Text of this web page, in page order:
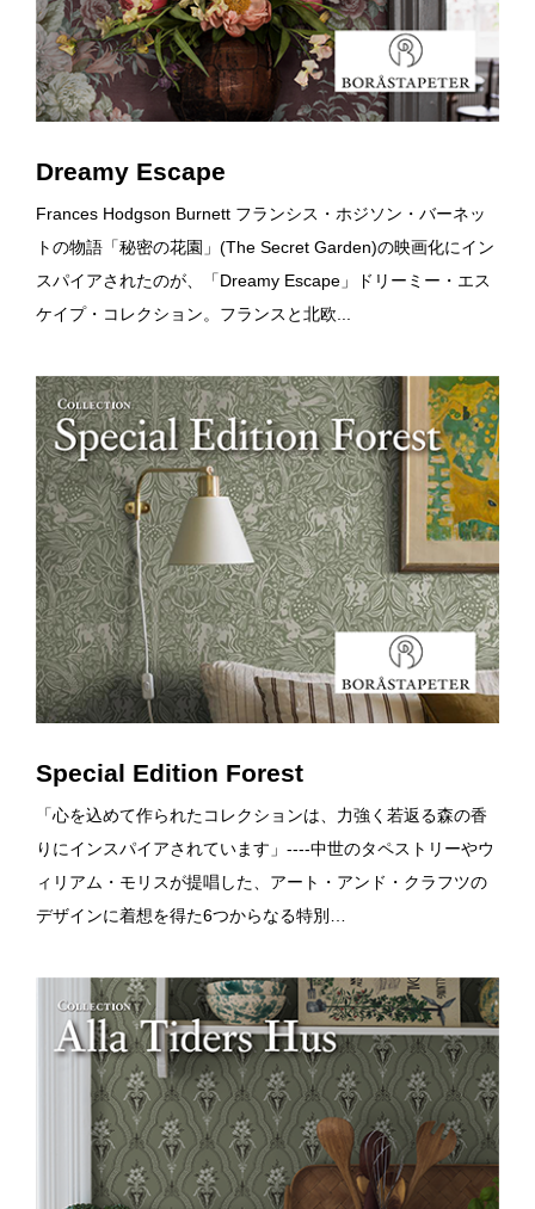
Dreamy Escape
Frances Hodgson Burnett フランシス・ホジソン・バーネッ
トの物語「秘密の花園」(The Secret Garden)の映画化にイン
スパイアされたのが、「Dreamy Escape」ドリーミー・エス
ケイプ・コレクション。フランスと北欧...
Special Edition Forest
「心を込めて作られたコレクションは、力強く若返る森の香
りにインスパイアされています」----中世のタペストリーやウ
ィリアム・モリスが提唱した、アート・アンド・クラフツの
デザインに着想を得た6つからなる特別…